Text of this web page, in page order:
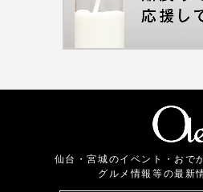
仙台・宮城のイベント・おで
グルメ情報等の最新